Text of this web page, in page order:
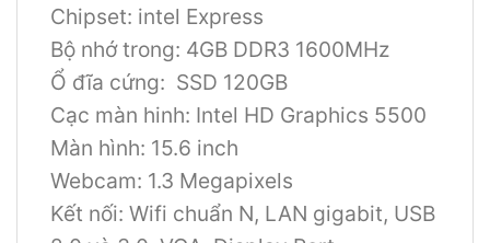
Chipset: intel Express
Bộ nhớ trong: 4GB DDR3 1600MHz
Ổ đĩa cứng: SSD 120GB
Cạc màn hinh: Intel HD Graphics 5500
Màn hình: 15.6 inch
Webcam: 1.3 Megapixels
Kết nối: Wifi chuẩn N, LAN gigabit, USB